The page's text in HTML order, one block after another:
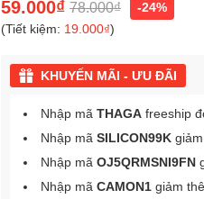
59.000₫ 78.000₫
-24%
(Tiết kiệm: 19.000₫)
KHUYẾN MÃI - ƯU ĐÃI
Nhập mã THAGA freeship
Nhập mã SILICON99K
Nhập mã OJ5QRMSNI9FN
Nhập mã CAMON1 giảm